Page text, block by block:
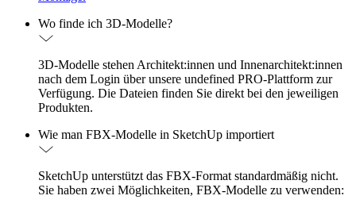
Wo finde ich 3D-Modelle?
3D-Modelle stehen Architekt:innen und Innenarchitekt:innen
nach dem Login über unsere undefined PRO-Plattform zur
Verfügung. Die Dateien finden Sie direkt bei den jeweiligen
Produkten.
Wie man FBX-Modelle in SketchUp importiert
SketchUp unterstützt das FBX-Format standardmäßig nicht.
Sie haben zwei Möglichkeiten, FBX-Modelle zu verwenden: